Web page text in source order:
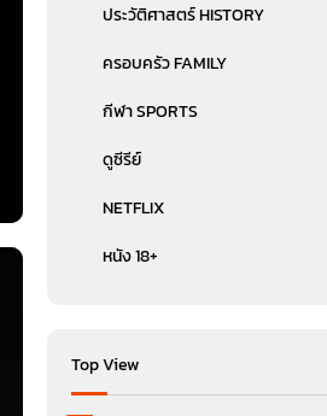
ประวัติศาสตร์ HISTORY
ครอบครัว FAMILY
กีฬา SPORTS
ดูซีรีย์
NETFLIX
หนัง 18+
Top View